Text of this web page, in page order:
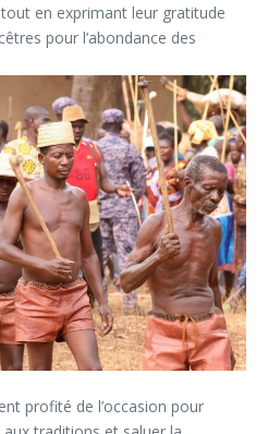
en exprimant leur gratitude
pour l’abondance des
profité de l’occasion pour